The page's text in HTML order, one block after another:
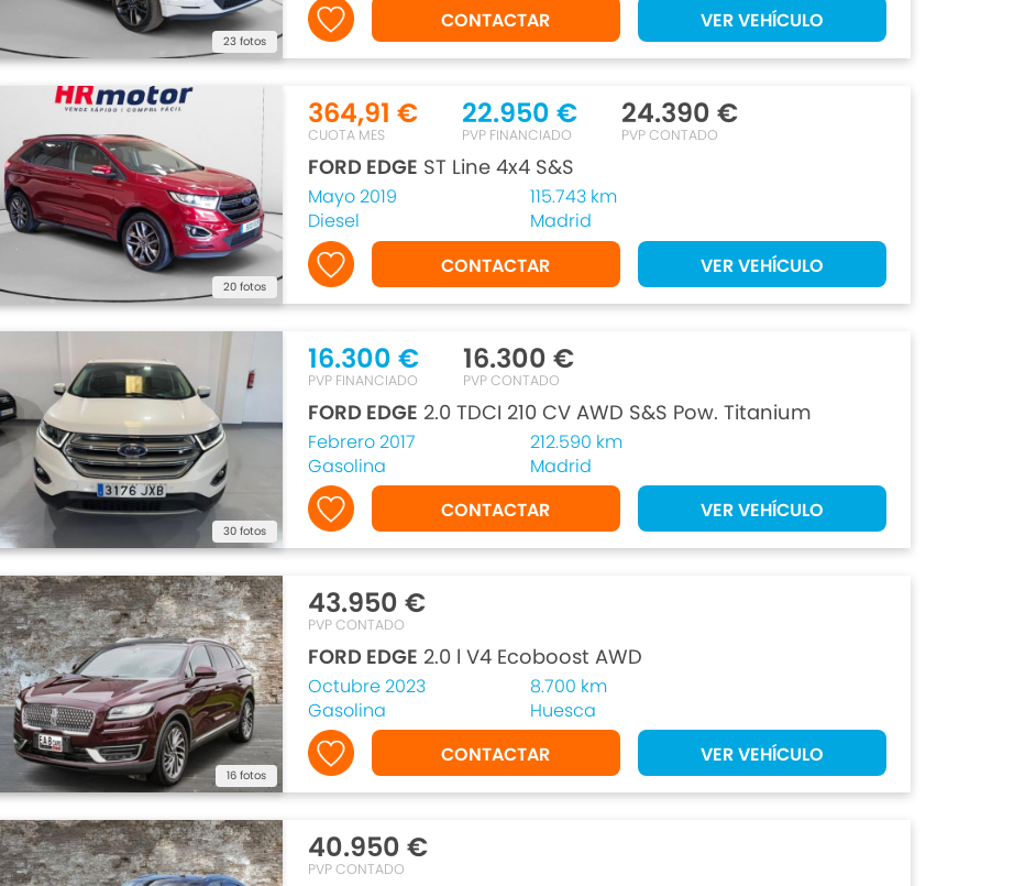
23 fotos
CONTACTAR
VER VEHÍCULO
20 fotos
364,91 €
CUOTA MES
22.950 €
PVP FINANCIADO
24.390 €
PVP CONTADO
FORD EDGE ST Line 4x4 S&S
Mayo 2019
Diesel
115.743 km
Madrid
CONTACTAR
VER VEHÍCULO
30 fotos
16.300 €
PVP FINANCIADO
16.300 €
PVP CONTADO
FORD EDGE 2.0 TDCI 210 CV AWD S&S Pow. Titanium
Febrero 2017
Gasolina
212.590 km
Madrid
CONTACTAR
VER VEHÍCULO
16 fotos
43.950 €
PVP CONTADO
FORD EDGE 2.0 l V4 Ecoboost AWD
Octubre 2023
Gasolina
8.700 km
Huesca
CONTACTAR
VER VEHÍCULO
40.950 €
PVP CONTADO